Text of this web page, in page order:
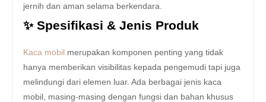
jernih dan aman selama berkendara.
✨ Spesifikasi & Jenis Produk
Kaca mobil merupakan komponen penting yang tidak
hanya memberikan visibilitas kepada pengemudi tapi juga
melindungi dari elemen luar. Ada berbagai jenis kaca
mobil, masing-masing dengan fungsi dan bahan khusus